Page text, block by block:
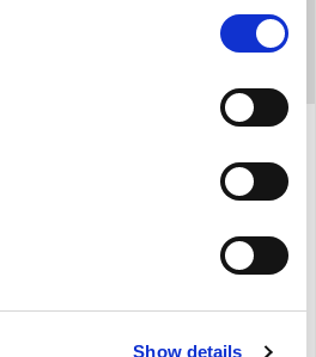
Show details
2 l